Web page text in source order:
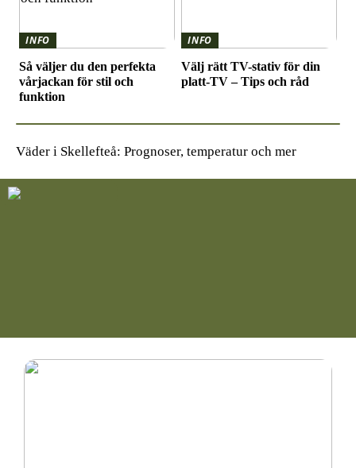
INFO
Så väljer du den perfekta
vårjackan för stil och
funktion
INFO
Välj rätt TV-stativ för din
platt-TV – Tips och råd
Väder i Skellefteå: Prognoser, temperatur och mer